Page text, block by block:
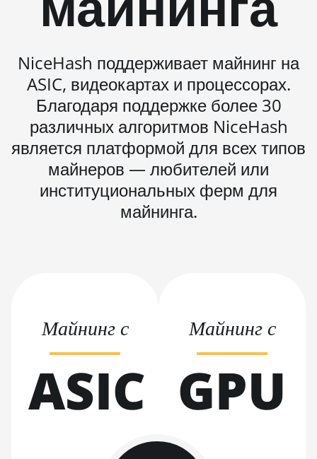
(860Th)
BITMAIN AntMiner S9
BITMAIN AntMiner S9 SE
BITMAIN AntMiner S9i
BITMAIN AntMiner S9j
BITMAIN AntMiner S9k
BITMAIN AntMiner T15
BITMAIN AntMiner T17
BITMAIN AntMiner Z11
BITMAIN AntMiner Z11j
BITMAIN AntMiner Z15
BITMAIN AntMiner Z15e
NiceHash поддерживает майнинг на
ASIC, видеокартах и процессорах.
Благодаря поддержке более 30
различных алгоритмов NiceHash
является платформой для всех типов
майнеров — любителей или
институциональных ферм для
майнинга.
Майнинг с
ASIC
Майнинг с
GPU